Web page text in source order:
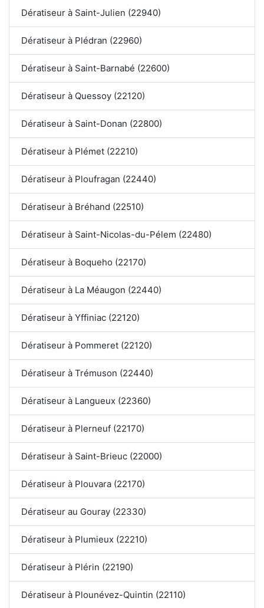
Dératiseur à Saint-Julien (22940)
Dératiseur à Plédran (22960)
Dératiseur à Saint-Barnabé (22600)
Dératiseur à Quessoy (22120)
Dératiseur à Saint-Donan (22800)
Dératiseur à Plémet (22210)
Dératiseur à Ploufragan (22440)
Dératiseur à Bréhand (22510)
Dératiseur à Saint-Nicolas-du-Pélem (22480)
Dératiseur à Boqueho (22170)
Dératiseur à La Méaugon (22440)
Dératiseur à Yffiniac (22120)
Dératiseur à Pommeret (22120)
Dératiseur à Trémuson (22440)
Dératiseur à Langueux (22360)
Dératiseur à Plerneuf (22170)
Dératiseur à Saint-Brieuc (22000)
Dératiseur à Plouvara (22170)
Dératiseur au Gouray (22330)
Dératiseur à Plumieux (22210)
Dératiseur à Plérin (22190)
Dératiseur à Plounévez-Quintin (22110)